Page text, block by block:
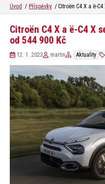
Úvod Příspěvky
Citroën C4 X a ë-C4 X
od 544 900 Kč
12. 1. 2023 martin Aktuality